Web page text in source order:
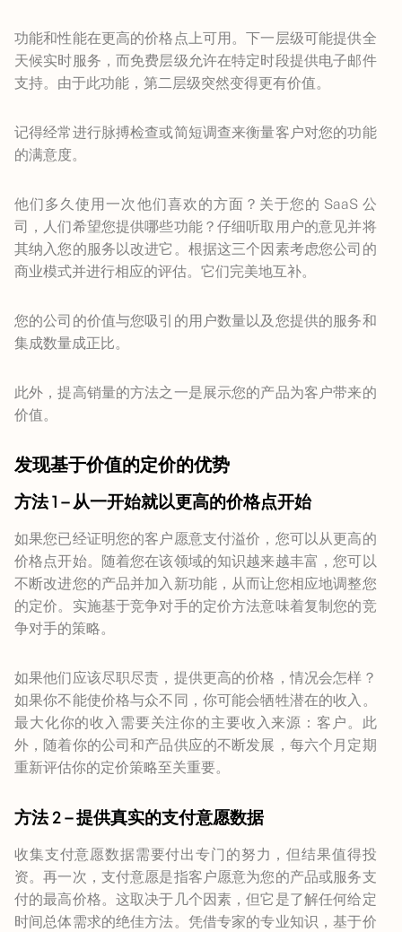
功能和性能在更高的价格点上可用。下一层级可能提供全
天候实时服务，而免费层级允许在特定时段提供电子邮件
支持。由于此功能，第二层级突然变得更有价值。
记得经常进行脉搏检查或简短调查来衡量客户对您的功能
的满意度。
他们多久使用一次他们喜欢的方面？关于您的 SaaS 公
司，人们希望您提供哪些功能？仔细听取用户的意见并将
其纳入您的服务以改进它。根据这三个因素考虑您公司的
商业模式并进行相应的评估。它们完美地互补。
您的公司的价值与您吸引的用户数量以及您提供的服务和
集成数量成正比。
此外，提高销量的方法之一是展示您的产品为客户带来的
价值。
发现基于价值的定价的优势
方法 1 – 从一开始就以更高的价格点开始
如果您已经证明您的客户愿意支付溢价，您可以从更高的
价格点开始。随着您在该领域的知识越来越丰富，您可以
不断改进您的产品并加入新功能，从而让您相应地调整您
的定价。实施基于竞争对手的定价方法意味着复制您的竞
争对手的策略。
如果他们应该尽职尽责，提供更高的价格，情况会怎样？
如果你不能使价格与众不同，你可能会牺牲潜在的收入。
最大化你的收入需要关注你的主要收入来源：客户。此
外，随着你的公司和产品供应的不断发展，每六个月定期
重新评估你的定价策略至关重要。
方法 2 – 提供真实的支付意愿数据
收集支付意愿数据需要付出专门的努力，但结果值得投
资。再一次，支付意愿是指客户愿意为您的产品或服务支
付的最高价格。这取决于几个因素，但它是了解任何给定
时间总体需求的绝佳方法。凭借专家的专业知识，基于价